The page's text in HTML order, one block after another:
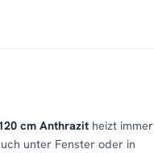
cm Anthrazit heizt immer
unter Fenster oder in